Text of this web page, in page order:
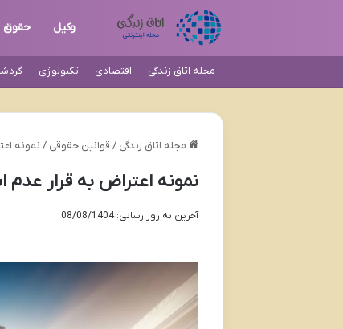
وکیل حقوق
مجله اتاق زندگی اقتصادی تکنولوژی
مجله اتاق زندگی / قوانین حقوقی / نمونه
نمونه اعتراض به قرار
آخرین به روز رسانی: 08/08/1404